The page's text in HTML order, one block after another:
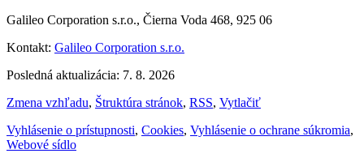
Galileo Corporation s.r.o., Čierna Voda 468, 925 06
Kontakt: Galileo Corporation s.r.o.
Posledná aktualizácia: 7. 8. 2026
Zmena vzhľadu, Štruktúra stránok, RSS, Vytlačiť
Vyhlásenie o prístupnosti, Cookies, Vyhlásenie o ochrane súkromia,
Webové sídlo